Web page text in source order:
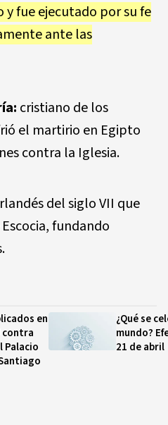
fue ejecutado por su fe
ante las
cristiano de los
el martirio en Egipto
contra la Iglesia.
del siglo VII que
fundando
en
Palacio
¿Qué se
mundo?
21 de abril